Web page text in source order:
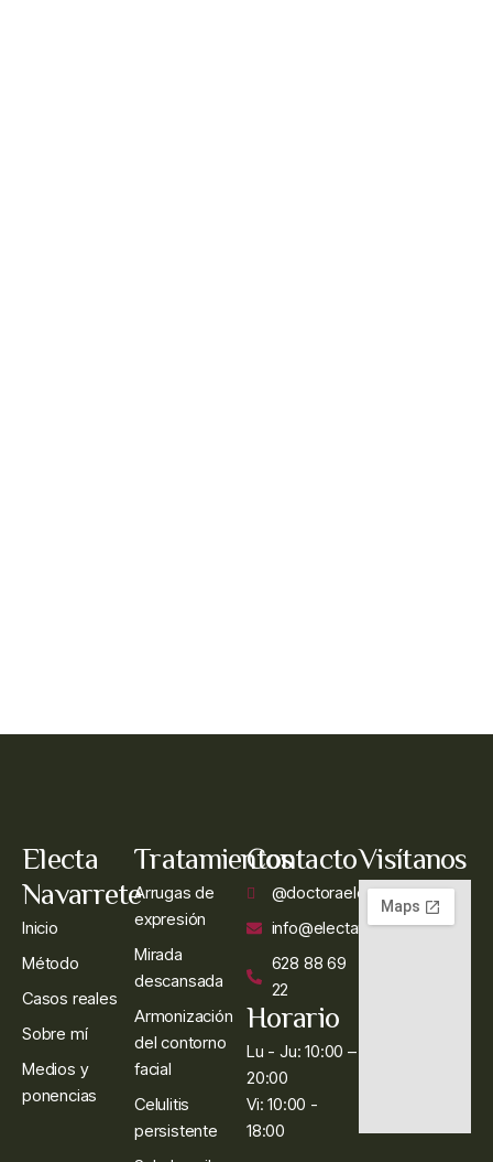
Electa
Navarrete
Inicio
Método
Casos reales
Sobre mí
Medios y
ponencias
Tratamientos
Arrugas de
expresión
Mirada
descansada
Armonización
del contorno
facial
Celulitis
persistente
Contacto
@doctoraelectanavarrete
info@electanavarrete.es
628 88 69
22
Horario
Lu - Ju: 10:00 –
20:00
Vi: 10:00 -
18:00
Visítanos